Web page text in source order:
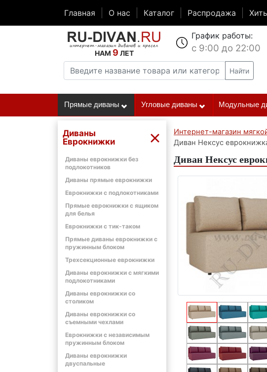
Главная О нас Каталог Распродажа
НАМ 9 ЛЕТ
График работы:
с 9:00 до 22:00
Найти
Прямые диваны Угловые диваны Модульные
Диваны
Еврокнижки
Диваны еврокнижки без
подлокотников
Диваны прямые еврокнижки
Еврокнижки с подлокотниками
Прямые еврокнижки с ящиком
для белья
Еврокнижки с тик-таком
Прямые диваны еврокнижки с
пружинным блоком
Трехсекционные еврокнижки
Диваны еврокнижки с мягкими
подлокотниками
Диваны еврокнижки со
столиком
Диваны еврокнижки со
съемными чехлами
Еврокнижки с независимым
пружинным блоком
Диваны еврокнижки
двуспальные
Интернет-магазин
Диван Нексус
Диван Нексус